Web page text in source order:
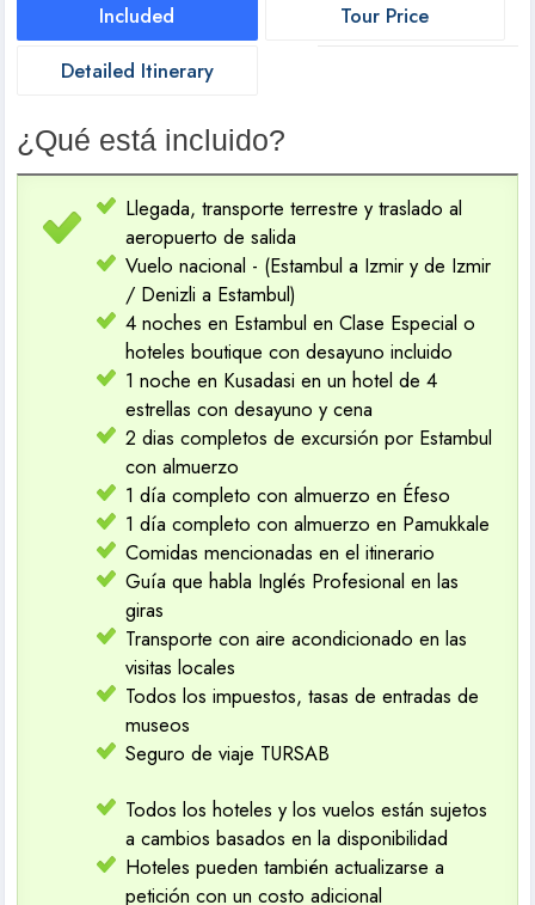
Included
Tour Price
Detailed Itinerary
¿Qué está incluido?
Llegada, transporte terrestre y traslado al
aeropuerto de salida
Vuelo nacional - (Estambul a Izmir y de Izmir
/ Denizli a Estambul)
4 noches en Estambul en Clase Especial o
hoteles boutique con desayuno incluido
1 noche en Kusadasi en un hotel de 4
estrellas con desayuno y cena
2 dias completos de excursión por Estambul
con almuerzo
1 día completo con almuerzo en Éfeso
1 día completo con almuerzo en Pamukkale
Comidas mencionadas en el itinerario
Guía que habla Inglés Profesional en las
giras
Transporte con aire acondicionado en las
visitas locales
Todos los impuestos, tasas de entradas de
museos
Seguro de viaje TURSAB
Todos los hoteles y los vuelos están sujetos
a cambios basados ​​en la disponibilidad
Hoteles pueden también actualizarse a
petición con un costo adicional